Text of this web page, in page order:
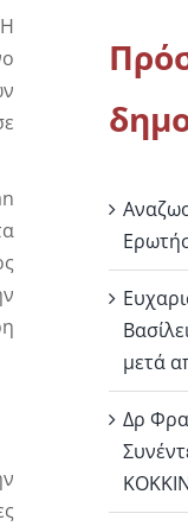
μετά
Δρ